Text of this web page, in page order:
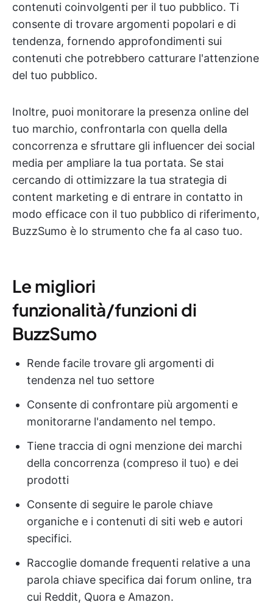
contenuti coinvolgenti per il tuo pubblico. Ti
consente di trovare argomenti popolari e di
tendenza, fornendo approfondimenti sui
contenuti che potrebbero catturare l'attenzione
del tuo pubblico.
Inoltre, puoi monitorare la presenza online del
tuo marchio, confrontarla con quella della
concorrenza e sfruttare gli influencer dei social
media per ampliare la tua portata. Se stai
cercando di ottimizzare la tua strategia di
content marketing e di entrare in contatto in
modo efficace con il tuo pubblico di riferimento,
BuzzSumo è lo strumento che fa al caso tuo.
Le migliori
funzionalità/funzioni di
BuzzSumo
Rende facile trovare gli argomenti di
tendenza nel tuo settore
Consente di confrontare più argomenti e
monitorarne l'andamento nel tempo.
Tiene traccia di ogni menzione dei marchi
della concorrenza (compreso il tuo) e dei
prodotti
Consente di seguire le parole chiave
organiche e i contenuti di siti web e autori
specifici.
Raccoglie domande frequenti relative a una
parola chiave specifica dai forum online, tra
cui Reddit, Quora e Amazon.